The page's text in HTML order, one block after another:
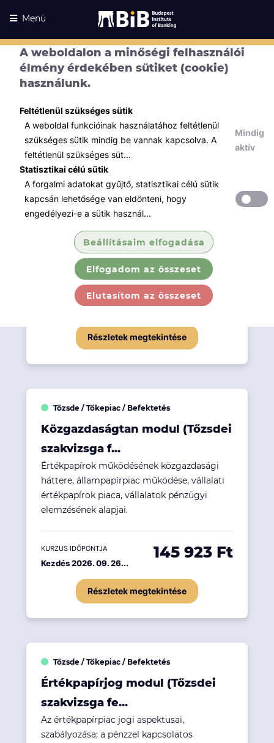
A weboldalon a minőségi felhasználói
élmény érdekében sütiket (cookie)
használunk.
Feltétlenül szükséges sütik
A weboldal funkcióinak használatához feltétlenül
szükséges sütik mindig be vannak kapcsolva. A
feltétlenül szükséges süt...
Mindig
aktív
Statisztikai célú sütik
A forgalmi adatokat gyűjtő, statisztikai célú sütik
kapcsán lehetősége van eldönteni, hogy
engedélyezi-e a sütik használ...
Beállításaim elfogadása
Elfogadom az összeset
Elutasítom az összeset
Menü
Kurzusaink
Minden témában
Összes
Tőzsde / Tőkepiac / Befektetés
Tőzsdei szakvizsga felkészítő
tanfolyam (B...
Megismertetjük 4 képzési részen keresztül
legfontosabb fogalmakat, szabályokat,
összefüggéseket és folyamatokat.
KURZUS IDŐPONTJA
Kezdés 2026. 09. 26...
558 673 Ft
Részletek megtekintése
Tőzsde / Tőkepiac / Befektetés
Közgazdaságtan modul (Tőzsdei
szakvizsga f...
Értékpapírok működésének közgazdasági
háttere, állampapírpiac működése, vállalati
értékpapírok piaca, vállalatok pénzügyi
elemzésének alapjai.
KURZUS IDŐPONTJA
Kezdés 2026. 09. 26...
145 923 Ft
Részletek megtekintése
Tőzsde / Tőkepiac / Befektetés
Értékpapírjog modul (Tőzsdei
szakvizsga fe...
Az értékpapírpiac jogi aspektusai,
szabályozása; a pénzzel kapcsolatos